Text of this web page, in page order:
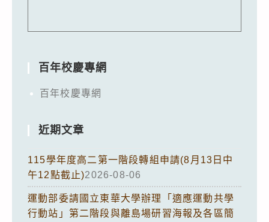
百年校慶專網
百年校慶專網
近期文章
115學年度高二第一階段轉組申請(8月13日中
午12點截止)2026-08-06
運動部委請國立東華大學辦理「適應運動共學
行動站」第二階段與離島場研習海報及各區簡